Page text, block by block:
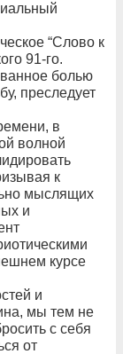
“Слово к
91-го.
болью
преследует
в
волной
к
мыслящих
и
курсе
и
мы тем не
с себя
от